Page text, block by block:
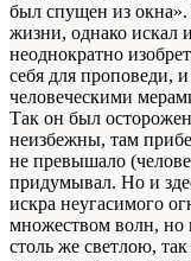
был спущен из окна».
жизни, однако искал
неоднократно
себя для проповеди,
человеческими
Так он был
неизбежны, там
не превышало
придумывал. Но и
искра неугасимого
множеством волн, но
столь же светлою,